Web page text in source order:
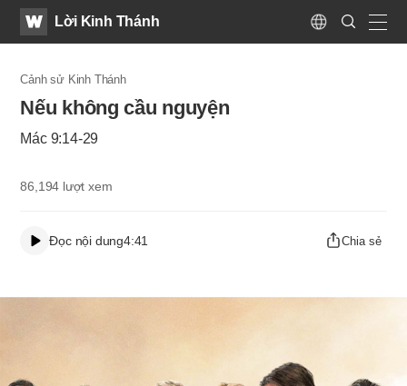
WATVLời Kinh Thánh
Language
Search
Submit
Cảnh sử Kinh Thánh
Nếu không cầu nguyện
Mác 9:14-29
86,194 lượt xem
Đọc nội dung4:41 Chia sẻ